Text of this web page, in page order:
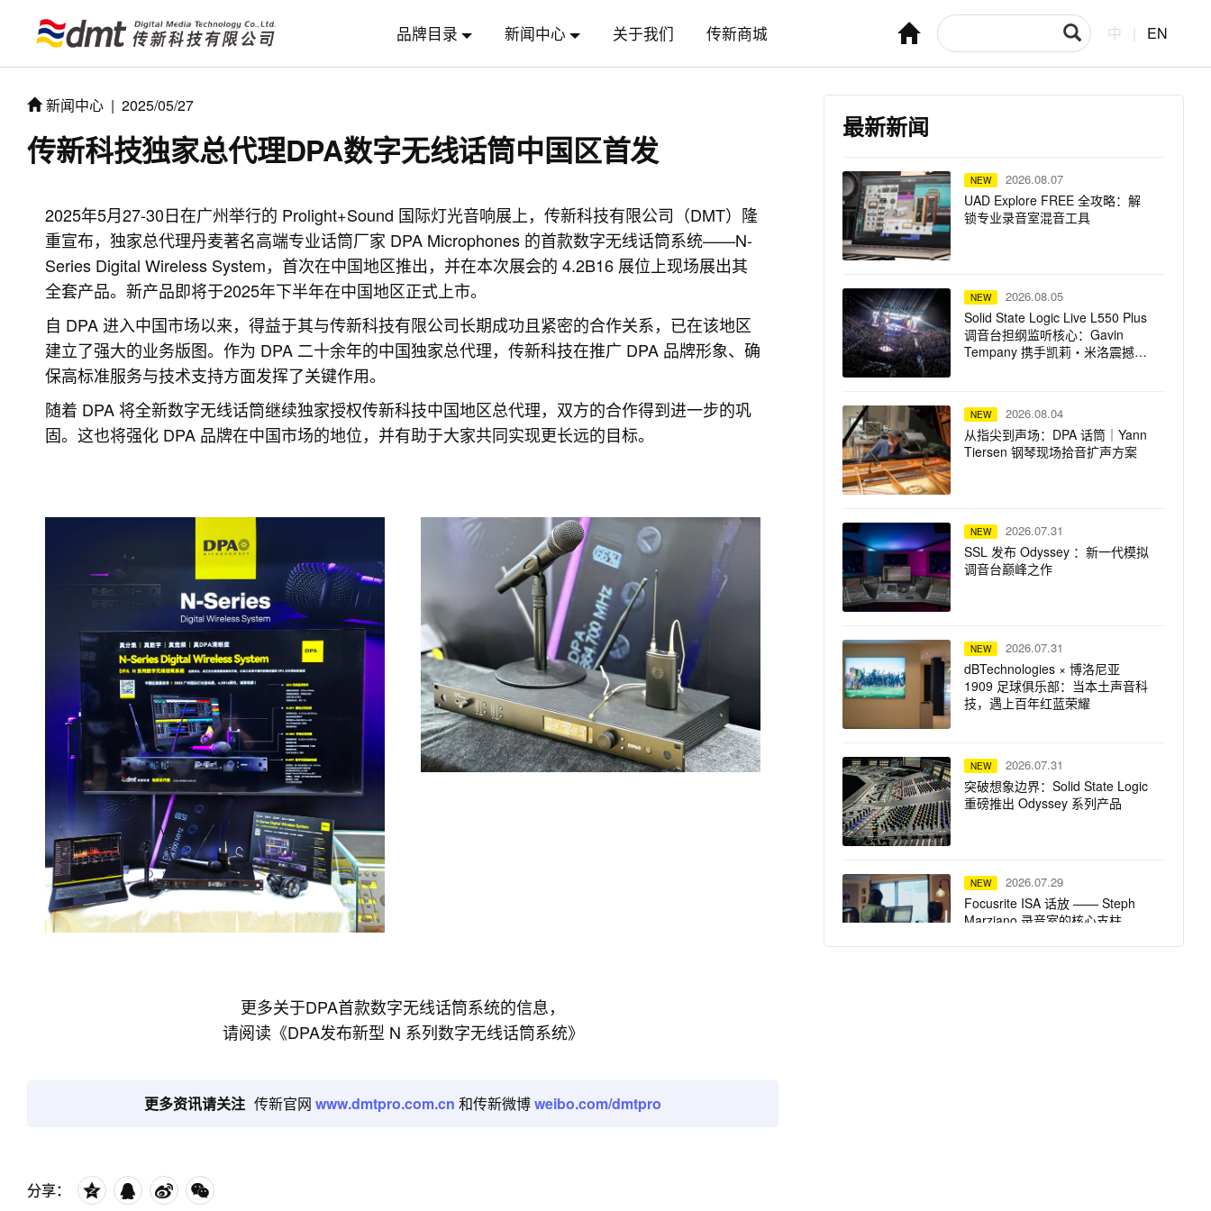
品牌目录 新闻中心 关于我们 传新商城 中 EN
新闻中心 | 2025/05/27
传新科技独家总代理DPA数字无线话筒中国区首发
2025年5月27-30日在广州举行的 Prolight+Sound 国际灯光音响展上，传新科技有限公司（DMT）隆
重宣布，独家总代理丹麦著名高端专业话筒厂家 DPA Microphones 的首款数字无线话筒系统——N-
Series Digital Wireless System，首次在中国地区推出，并在本次展会的 4.2B16 展位上现场展出其
全套产品。新产品即将于2025年下半年在中国地区正式上市。
自 DPA 进入中国市场以来，得益于其与传新科技有限公司长期成功且紧密的合作关系，已在该地区
建立了强大的业务版图。作为 DPA 二十余年的中国独家总代理，传新科技在推广 DPA 品牌形象、确
保高标准服务与技术支持方面发挥了关键作用。
随着 DPA 将全新数字无线话筒继续独家授权传新科技中国地区总代理，双方的合作得到进一步的巩
固。这也将强化 DPA 品牌在中国市场的地位，并有助于大家共同实现更长远的目标。
更多关于DPA首款数字无线话筒系统的信息，
请阅读 《DPA发布新型 N 系列数字无线话筒系统》
更多资讯请关注 传新官网 www.dmtpro.com.cn 和传新微博weibo.com/dmtpro
分享：
最新新闻
NEW 2026.08.07
UAD Explore FREE 全攻略：解
锁专业录音室混音工具
NEW 2026.08.05
Solid State Logic Live L550 Plus
调音台担纲监听核心：Gavin
Tempany 携手凯莉・米洛震撼巡
NEW 2026.08.04
从指尖到声场：DPA 话筒｜Yann
Tiersen 钢琴现场拾音扩声方案
NEW 2026.07.31
SSL 发布 Odyssey ：新一代模拟
调音台巅峰之作
NEW 2026.07.31
dBTechnologies × 博洛尼亚
1909 足球俱乐部：当本土声音科
技，遇上百年红蓝荣耀
NEW 2026.07.31
突破想象边界：Solid State Logic
重磅推出 Odyssey 系列产品
NEW 2026.07.29
Focusrite ISA 话放 —— Steph
Marziano 录音室的核心支柱